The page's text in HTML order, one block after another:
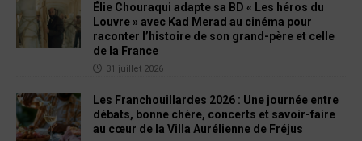
Élie Chouraqui adapte sa BD « Les héros du
Louvre » avec Kad Merad au cinéma pour
raconter l’histoire de son grand-père et celle
de la France
31 juillet 2026
Les Franchouillardes 2026 : Une journée entre
débats, bonne chère, concerts et savoir-faire
au cœur de la Villa Aurélienne de Fréjus